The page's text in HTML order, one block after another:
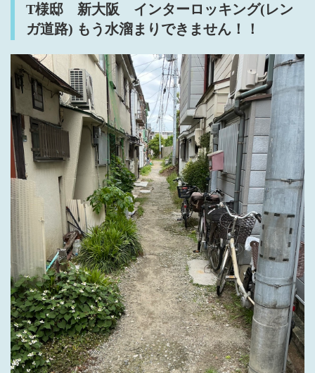
T様邸 新大阪 インターロッキング(レン
ガ道路) もう水溜まりできません！！